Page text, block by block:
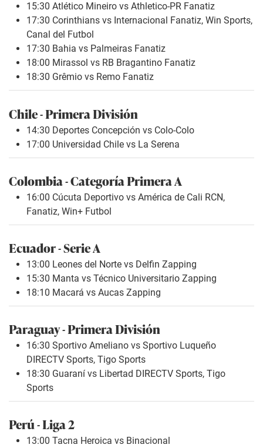
15:30 Atlético Mineiro vs Athletico-PR Fanatiz
17:30 Corinthians vs Internacional Fanatiz, Win Sports,
Canal del Futbol
17:30 Bahia vs Palmeiras Fanatiz
18:00 Mirassol vs RB Bragantino Fanatiz
18:30 Grêmio vs Remo Fanatiz
Chile - Primera División
14:30 Deportes Concepción vs Colo-Colo
17:00 Universidad Chile vs La Serena
Colombia - Categoría Primera A
16:00 Cúcuta Deportivo vs América de Cali RCN,
Fanatiz, Win+ Futbol
Ecuador - Serie A
13:00 Leones del Norte vs Delfin Zapping
15:30 Manta vs Técnico Universitario Zapping
18:10 Macará vs Aucas Zapping
Paraguay - Primera División
16:30 Sportivo Ameliano vs Sportivo Luqueño
DIRECTV Sports, Tigo Sports
18:30 Guaraní vs Libertad DIRECTV Sports, Tigo
Sports
Perú - Liga 2
13:00 Tacna Heroica vs Binacional